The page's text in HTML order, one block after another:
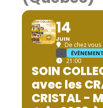
14
JUIN
De chez vous
-
21:00
SOIN
avec les
CRISTAL -